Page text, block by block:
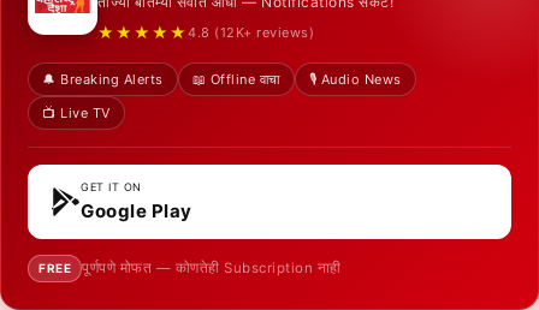
★★★★★ 4.8 (12K+ reviews)
🔔 Breaking Alerts 📖 Offline वाचा
🎙️ Audio News
📺 Live TV
GET IT ON
Google Play
FREE पूर्णपणे मोफत — कोणतेही Subscription नाही